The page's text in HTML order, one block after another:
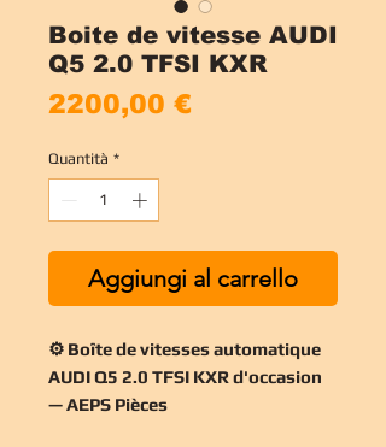
Boite de vitesse AUDI
Q5 2.0 TFSI KXR
2200,00 €
Quantità *
Aggiungi al carrello
⚙️ Boîte de vitesses automatique
AUDI Q5 2.0 TFSI KXR d'occasion
— AEPS Pièces